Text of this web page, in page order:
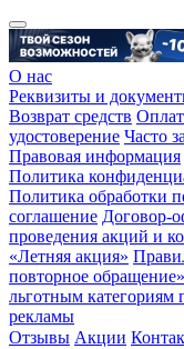
О нас
Реквизиты и
Возврат средств
удостоверение Часто
Правовая информация
Политика
Политика обработки
соглашение Договор-
проведения акций и
«Летняя акция»
повторное обращение»
льготным категориям
рекламы
Отзывы Акции